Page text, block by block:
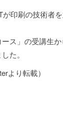
が印刷の技術
ース」の受講生
た。
より転載）